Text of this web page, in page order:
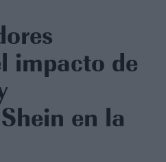
impacto de
en la